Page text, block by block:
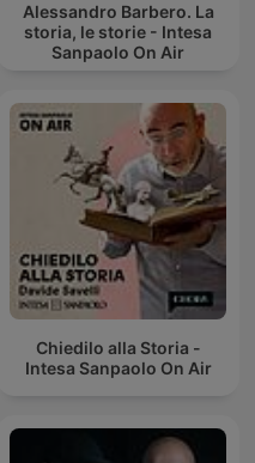
Alessandro Barbero. La
storia, le storie - Intesa
Sanpaolo On Air
Chiedilo alla Storia -
Intesa Sanpaolo On Air